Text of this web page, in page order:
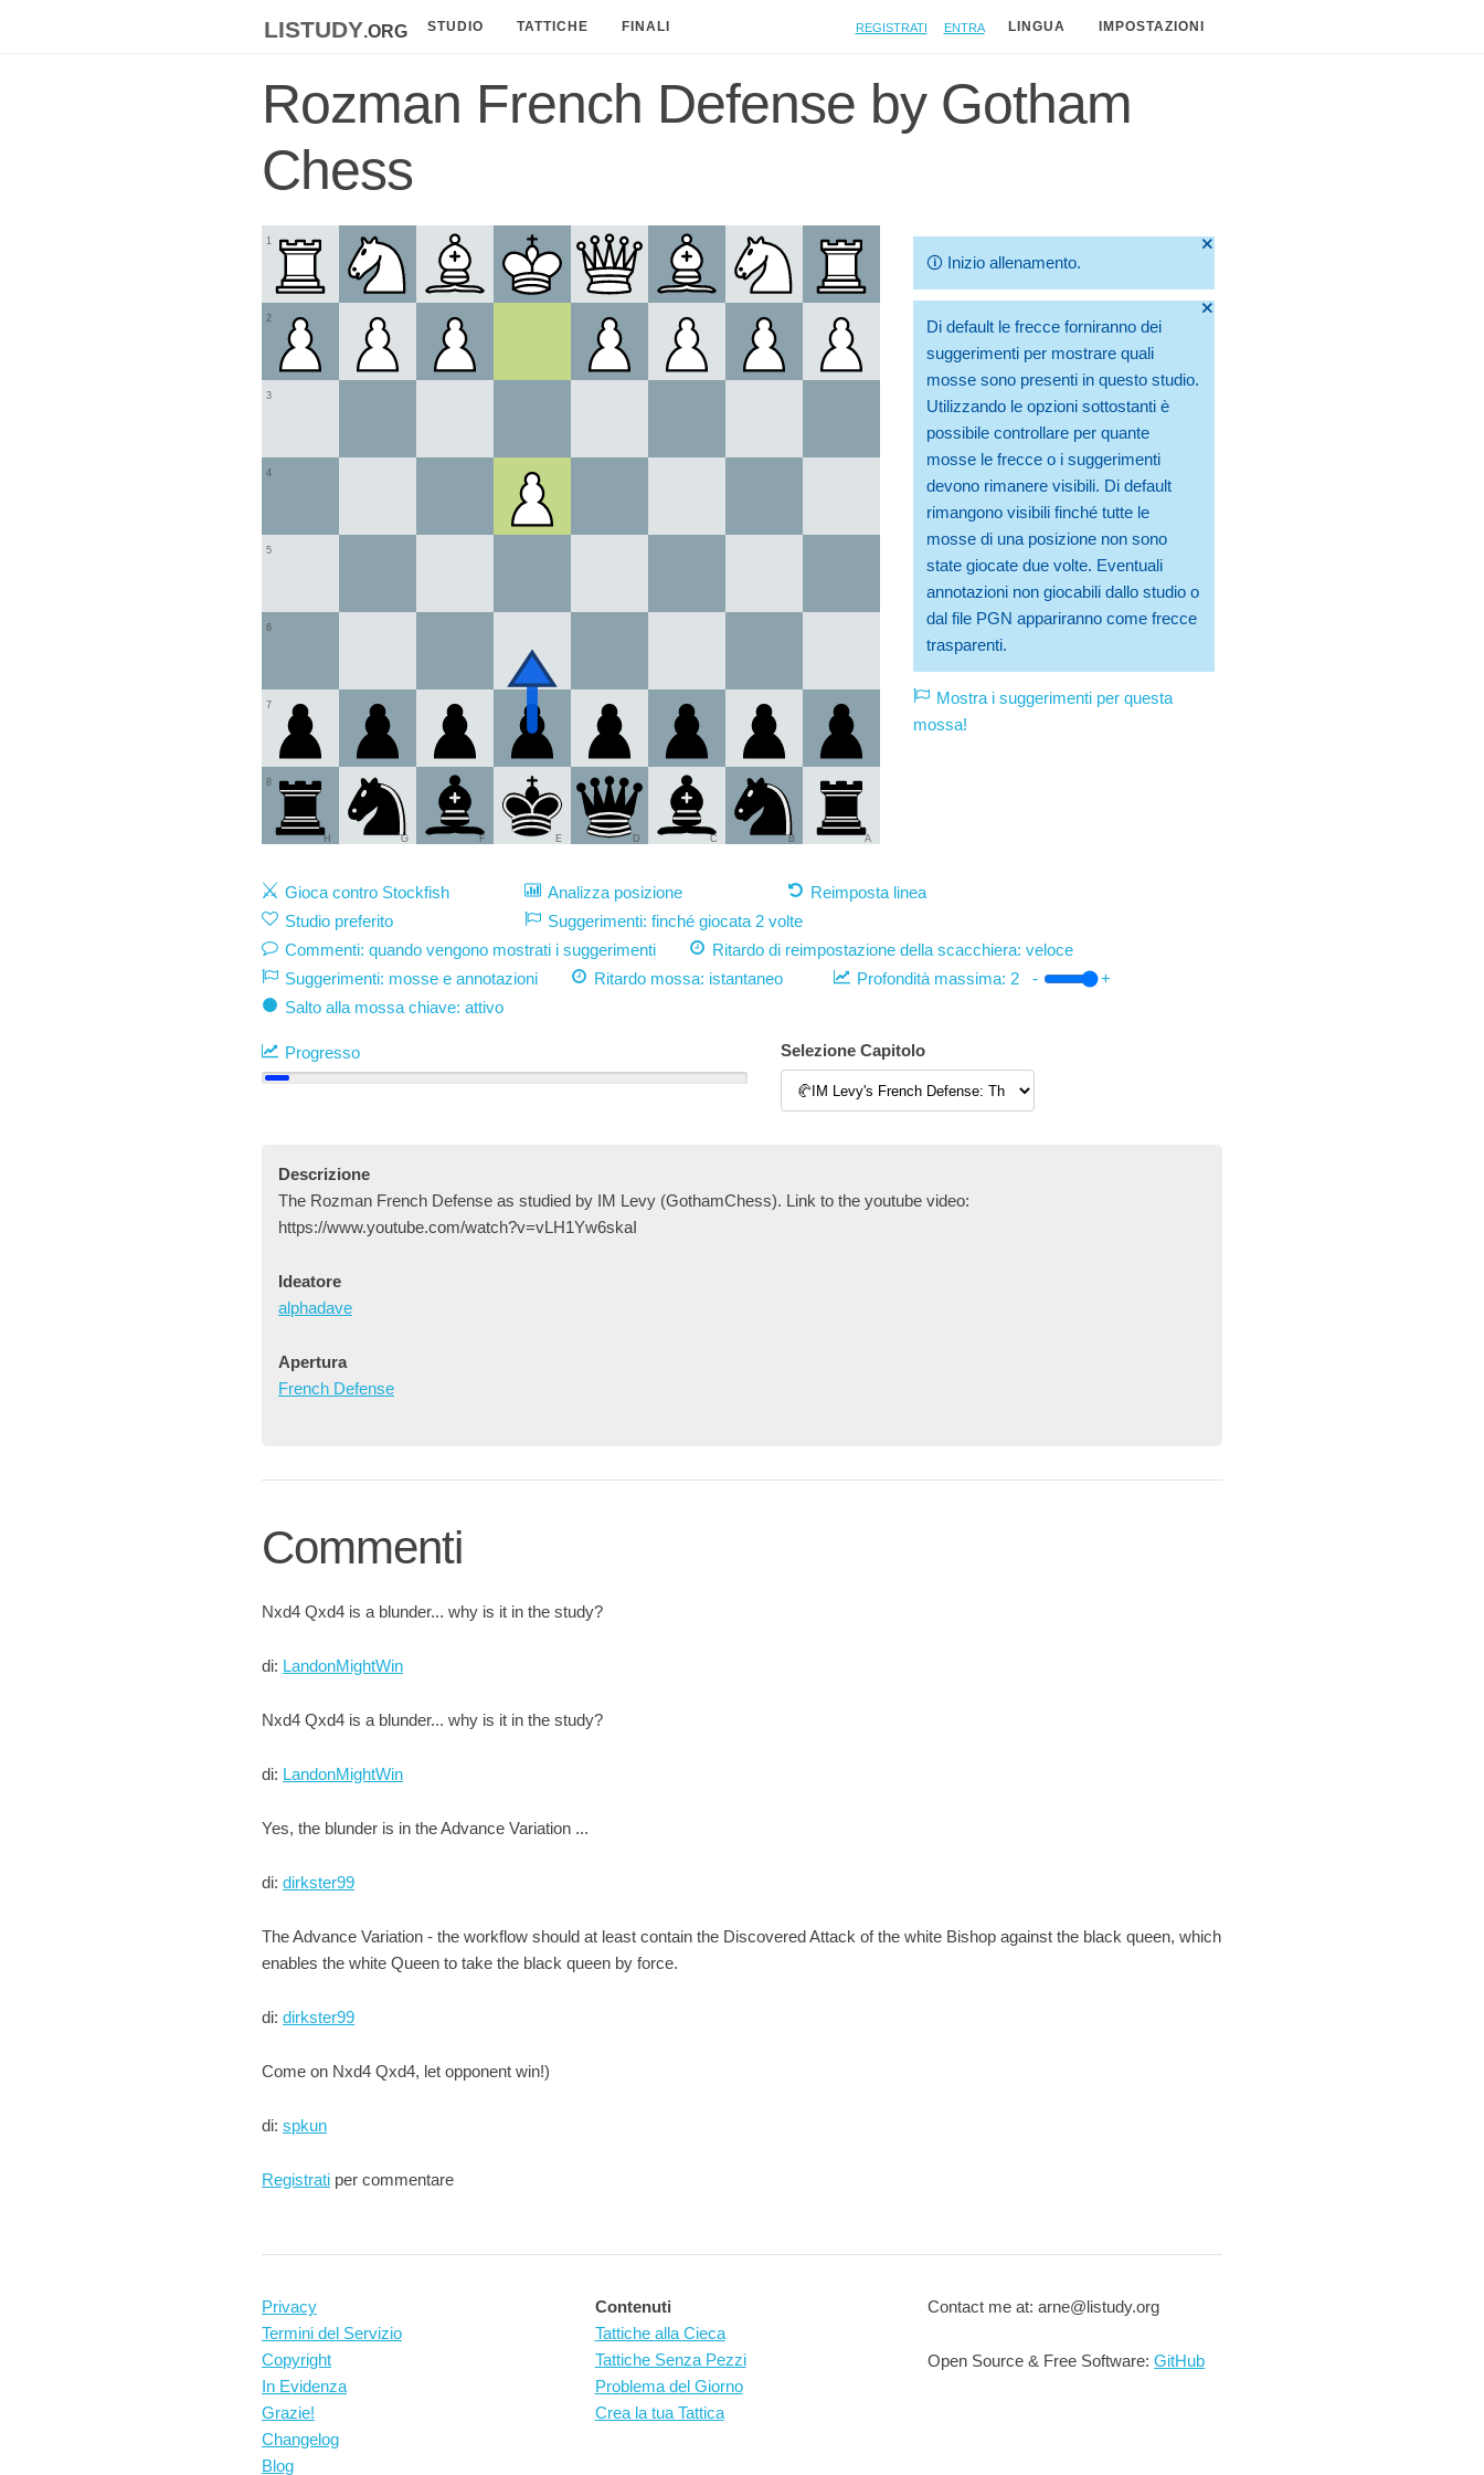
listudy.org STUDIO TATTICHE FINALI Registrati Entra LINGUA IMPOSTAZIONI
Rozman French Defense by Gotham
Chess
1
2
3
4
5
6
7
8
A
B
C
D
E
F
G
H
🞫
🛈 Inizio allenamento.
🞫
Di default le frecce forniranno dei
suggerimenti per mostrare quali
mosse sono presenti in questo studio.
Utilizzando le opzioni sottostanti è
possibile controllare per quante
mosse le frecce o i suggerimenti
devono rimanere visibili. Di default
rimangono visibili finché tutte le
mosse di una posizione non sono
state giocate due volte. Eventuali
annotazioni non giocabili dallo studio o
dal file PGN appariranno come frecce
trasparenti.
Mostra i suggerimenti per questa
mossa!
Gioca contro Stockfish Analizza posizione
Reimposta linea
Studio preferito
Suggerimenti: finché giocata 2 volte
Commenti: quando vengono mostrati i suggerimenti
Ritardo di reimpostazione della scacchiera: veloce
Suggerimenti: mosse e annotazioni
Ritardo mossa: istantaneo Profondità massima: 2 -
+
Salto alla mossa chiave: attivo
Progresso Selezione Capitolo
Descrizione
The Rozman French Defense as studied by IM Levy (GothamChess). Link to the youtube video:
https://www.youtube.com/watch?v=vLH1Yw6skaI
Ideatore
alphadave
Apertura
French Defense
Commenti
Nxd4 Qxd4 is a blunder... why is it in the study?
di: LandonMightWin
Nxd4 Qxd4 is a blunder... why is it in the study?
di: LandonMightWin
Yes, the blunder is in the Advance Variation ...
di: dirkster99
The Advance Variation - the workflow should at least contain the Discovered Attack of the white Bishop against the black queen, which
enables the white Queen to take the black queen by force.
di: dirkster99
Come on Nxd4 Qxd4, let opponent win!)
di: spkun
Registrati per commentare
Privacy
Termini del Servizio
Copyright
In Evidenza
Grazie!
Changelog
Blog
Contenuti
Tattiche alla Cieca
Tattiche Senza Pezzi
Problema del Giorno
Crea la tua Tattica
Contact me at: arne@listudy.org
Open Source & Free Software:GitHub